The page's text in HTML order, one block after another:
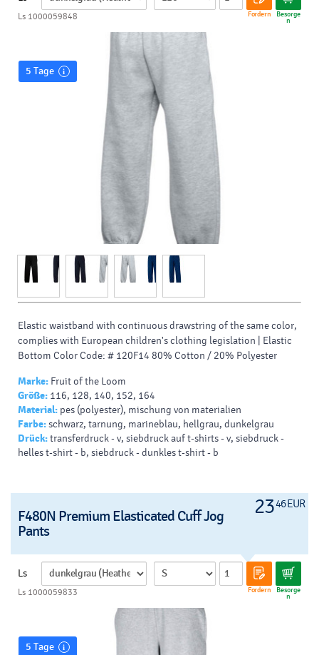
Fordern Besorge
n
Ls 1000059848
5 Tage
Elastic waistband with continuous drawstring of the same color,
complies with European children's clothing legislation |
Elastic
Bottom Color Code: # 120F14 80% Cotton / 20% Polyester
Marke: Fruit of the Loom
Größe: 116, 128, 140, 152, 164
Material: pes (polyester), mischung von materialien
Farbe:schwarz, tarnung, marineblau, hellgrau, dunkelgrau
Drück:transferdruck - v, siebdruck auf t-shirts - v, siebdruck -
helles t-shirt - b, siebdruck - dunkles t-shirt - b
2346 EUR
F480N Premium Elasticated Cuff Jog
Pants
Ls
Fordern Besorge
n
Ls 1000059833
5 Tage